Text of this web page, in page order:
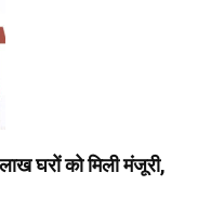
घरों को मिली मंजूरी,